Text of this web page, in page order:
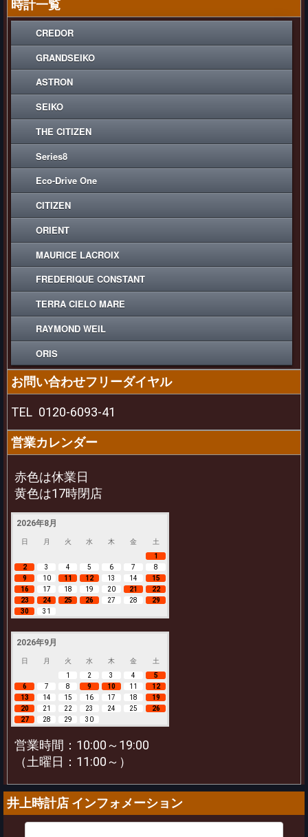
時計一覧
CREDOR
GRANDSEIKO
ASTRON
SEIKO
THE CITIZEN
Series8
Eco-Drive One
CITIZEN
ORIENT
MAURICE LACROIX
FREDERIQUE CONSTANT
TERRA CIELO MARE
RAYMOND WEIL
ORIS
お問い合わせフリーダイヤル
TEL 0120-6093-41
営業カレンダー
赤色は休業日
黄色は17時閉店
2026年8月
日 月 火 水 木 金
土
1
2
3 4 5 6 7
8
9
10 11 12 13 14
15
16
17 18 19 20 21
22
23
24 25 26 27 28
29
30
31
2026年9月
日 月 火 水 木 金
土
1
2 3 4
5
6
7 8 9 10 11
12
13
14 15 16 17 18
19
20
21 22 23 24 25
26
27
28 29 30
営業時間：10:00～19:00
（土曜日：11:00～）
井上時計店 インフォメーション